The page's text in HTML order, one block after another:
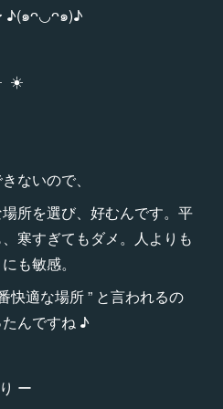
♪(๑ᴖ◡ᴖ๑)♪
☀️
ないので、
所を選び、好むんです。平
寒すぎてもダメ。人よりも
も敏感。
快適な場所 ” と言われるの
んですね ♪